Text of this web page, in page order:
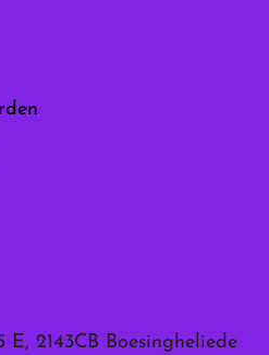
productpagina
E, 2143CB Boesingheliede